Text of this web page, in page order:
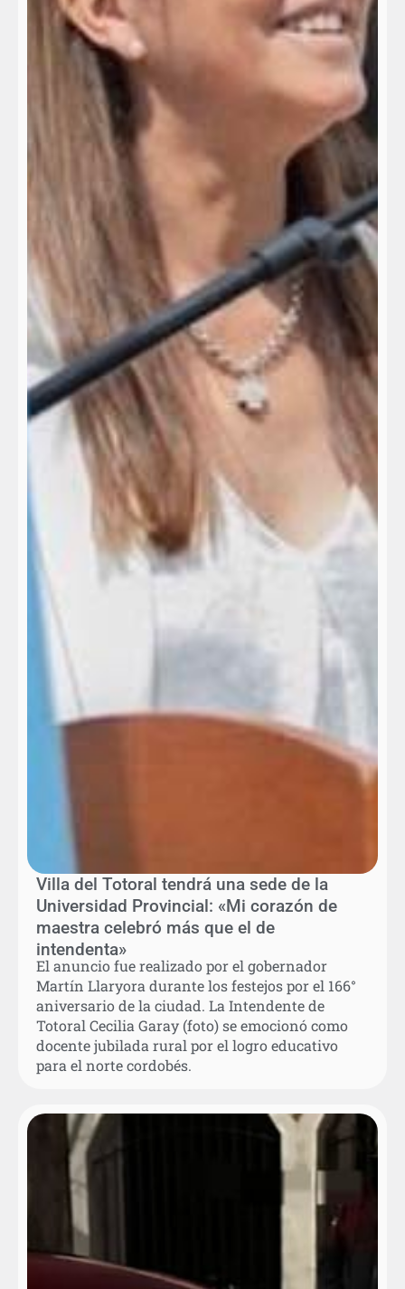
Villa del Totoral tendrá una sede de la
Universidad Provincial: «Mi corazón de
maestra celebró más que el de
intendenta»
El anuncio fue realizado por el gobernador
Martín Llaryora durante los festejos por el 166°
aniversario de la ciudad. La Intendente de
Totoral Cecilia Garay (foto) se emocionó como
docente jubilada rural por el logro educativo
para el norte cordobés.